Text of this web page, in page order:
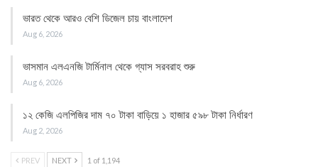
ভারত থেকে আরও বেশি ডিজেল চায় বাংলাদেশ
Aug 6, 2026
ভাসমান এলএনজি টার্মিনাল থেকে গ্যাস সরবরাহ শুরু
Aug 6, 2026
১২ কেজি এলপিজির দাম ৭০ টাকা বাড়িয়ে ১ হাজার ৫৯৮ টাকা নির্ধারণ
Aug 2, 2026
PREV NEXT 1 of 1,194